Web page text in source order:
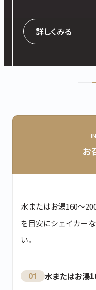
詳しくみる
お
水またはお湯160〜
を目安にシェイカー
い。
01 水またはお湯